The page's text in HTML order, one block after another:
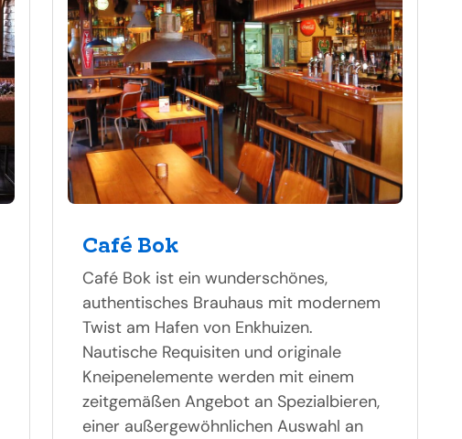
Café Bok
Café Bok ist ein wunderschönes,
authentisches Brauhaus mit modernem
Twist am Hafen von Enkhuizen.
Nautische Requisiten und originale
Kneipenelemente werden mit einem
zeitgemäßen Angebot an Spezialbieren,
einer außergewöhnlichen Auswahl an